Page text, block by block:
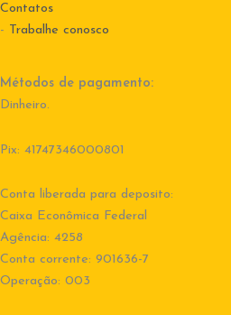
Contatos
- Trabalhe conosco
Métodos de pagamento:
Dinheiro.
Pix: 41747346000801
Conta liberada para deposito:
Caixa Econômica Federal
Agência: 4258
Conta corrente: 901636-7
Operação: 003